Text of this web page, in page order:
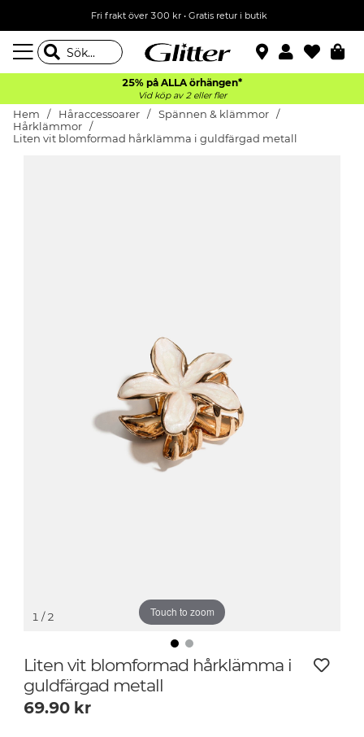
Fri frakt över 300 kr• Gratis retur i butik
25% på ALLA örhängen*
Vid köp av 2 eller fler
Hem Håraccessoarer
Spännen & klämmor
Hårklämmor
Liten vit blomformad hårklämma i guldfärgad metall
Touch to zoom
1 / 2
Liten vit blomformad hårklämma i
guldfärgad metall
69.90 kr